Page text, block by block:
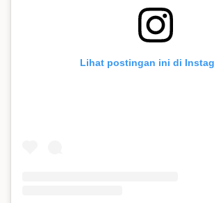
Lihat postingan ini di